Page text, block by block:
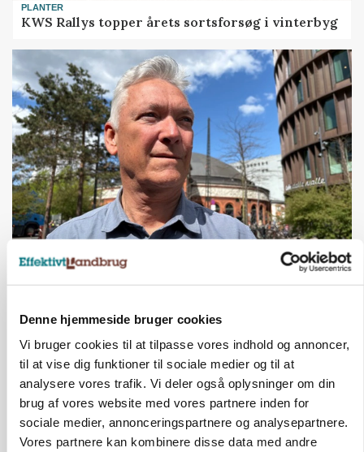
Denne hjemmeside bruger cookies
Vi bruger cookies til at tilpasse vores indhold og annoncer,
til at vise dig funktioner til sociale medier og til at
analysere vores trafik. Vi deler også oplysninger om din
brug af vores website med vores partnere inden for
sociale medier, annonceringspartnere og analysepartnere.
Vores partnere kan kombinere disse data med andre
PLANTER
KWS Rallys topper årets sortsforsøg i vinterbyg
Fjerkræbranchen: - Vi forlanger ens